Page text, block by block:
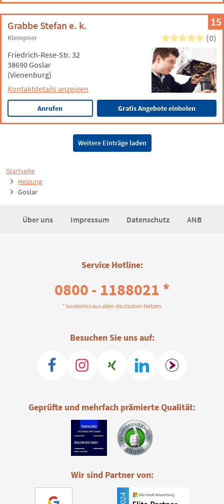
Startseite
Heizung
Goslar
15
Grabbe Stefan e. k.
Klempner (0)
Friedrich-Rese-Str. 32
38690 Goslar
(Vienenburg)
Kontaktdetails anzeigen
Anrufen Gratis Angebote einholen
Weitere Einträge laden
Über uns Impressum Datenschutz ANB
Service Hotline:
0800 - 1188021 *
* kostenlos aus allen deutschen Netzen
Besuchen Sie uns auf:
Geprüfte und mehrfach prämierte Qualität:
Wir sind Partner von: